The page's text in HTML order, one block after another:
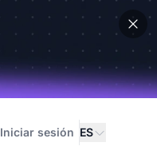
Iniciar sesión ES